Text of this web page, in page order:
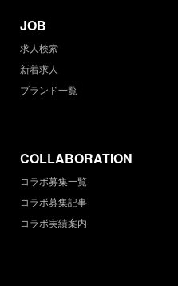
JOB
求人検索
新着求人
ブランド一覧
COLLABORATION
コラボ募集一覧
コラボ募集記事
コラボ実績案内